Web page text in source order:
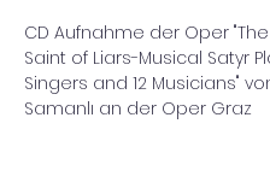
CD Aufnahme der Oper
Saint of Liars-Musical Satyr
Singers and 12 Musicians"
Samanlı an der Oper Graz